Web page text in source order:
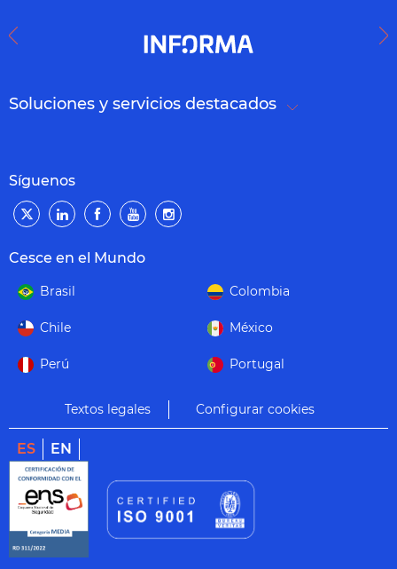
Soluciones y servicios destacados
Síguenos
Cesce en el Mundo
Brasil Colombia
Chile México
Perú Portugal
Textos legales Configurar cookies
ES EN